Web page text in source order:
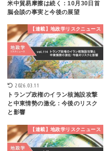
米中貿易摩擦は続く：10月30日首
脳会談の事実と今後の展望
【連載】地政学リスクニュース
2026.03.11
トランプ政権のイラン核施設攻撃
と中東情勢の激化：今後のリスク
と影響
【連載】地政学リスクニュース